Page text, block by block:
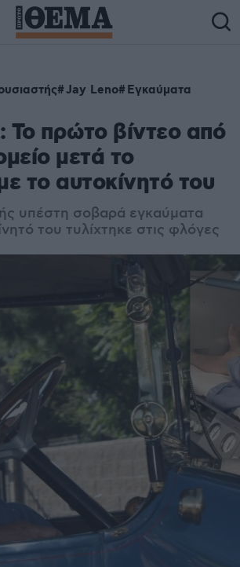
Jay Leno Εγκαύματα
Το πρώτο βίντεο από
μετά το
το αυτοκίνητό του
υπέστη σοβαρά εγκαύματα
του τυλίχτηκε στις φλόγες